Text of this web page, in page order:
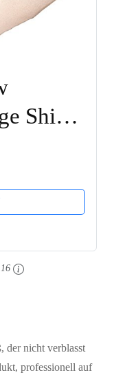
Shiny
der nicht verblasst
professionell auf